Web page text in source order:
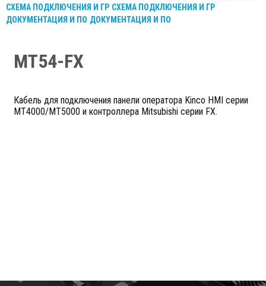
СХЕМА ПОДКЛЮЧЕНИЯ И ГР СХЕМА ПОДКЛЮЧЕНИЯ И ГР
ДОКУМЕНТАЦИЯ И ПО ДОКУМЕНТАЦИЯ И ПО
MT54-FX
Кабель для подключения панели оператора Kinco HMI серии
МТ4000/МТ5000 и контроллера Mitsubishi серии FX.